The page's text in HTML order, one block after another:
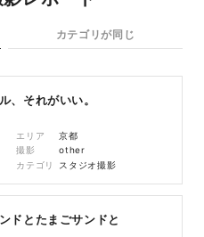
カテゴリが同じ
、それがいい。
エリア
京都
撮影
other
カテゴリ
スタジオ撮影
ドとたまごサンドと